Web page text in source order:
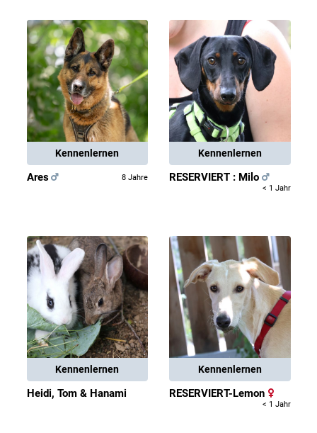
Kennenlernen
Ares 8 Jahre
Kennenlernen
RESERVIERT : Milo
< 1 Jahr
Kennenlernen
Heidi, Tom & Hanami
Kennenlernen
RESERVIERT-Lemon
< 1 Jahr